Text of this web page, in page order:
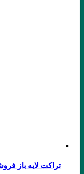
تراکت لایه باز